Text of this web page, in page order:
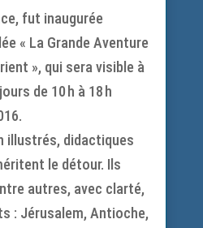
fut inaugurée
« La Grande Aventure
», qui sera visible à
de 10 h à 18 h
illustrés, didactiques
le détour. Ils
autres, avec clarté,
: Jérusalem, Antioche,